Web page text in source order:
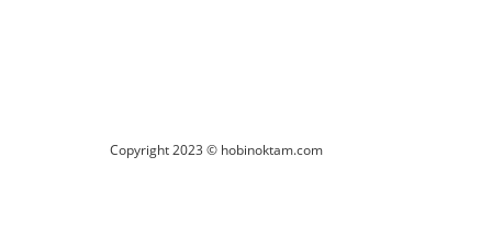
Copyright 2023 © hobinoktam.com